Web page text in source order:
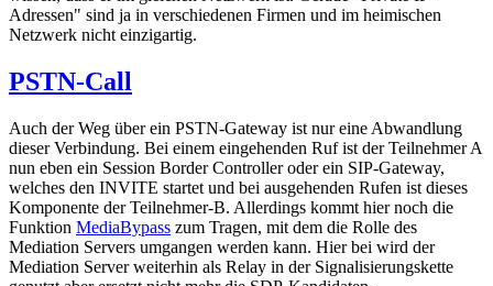
Adressen" sind ja in verschiedenen Firmen und im heimischen
Netzwerk nicht einzigartig.
PSTN-Call
Auch der Weg über ein PSTN-Gateway ist nur eine Abwandlung
dieser Verbindung. Bei einem eingehenden Ruf ist der Teilnehmer A
nun eben ein Session Border Controller oder ein SIP-Gateway,
welches den INVITE startet und bei ausgehenden Rufen ist dieses
Komponente der Teilnehmer-B. Allerdings kommt hier noch die
Funktion MediaBypass zum Tragen, mit dem die Rolle des
Mediation Servers umgangen werden kann. Hier bei wird der
Mediation Server weiterhin als Relay in der Signalisierungskette